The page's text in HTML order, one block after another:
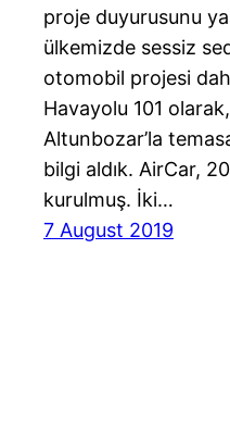
proje duyurusunu
ülkemizde sessiz
otomobil projesi
Havayolu 101
Altunbozar’la
bilgi aldık. AirCar,
kurulmuş. İki…
7 August 2019